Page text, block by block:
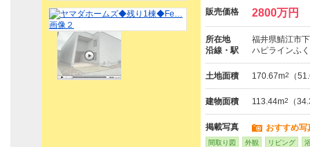
販売価格 2800万円
所在地
福井県鯖江市
沿線・駅
ハピラインふ
土地面積 170.67m2 （
建物面積 113.44m2 （
掲載写真 おすすめ写
間取り図 外観 リビング